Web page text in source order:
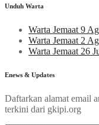
Unduh Warta
Warta Jemaat 9
Warta Jemaat 2
Warta Jemaat 26
Enews & Updates
Daftarkan alamat email
terkini dari gkipi.org